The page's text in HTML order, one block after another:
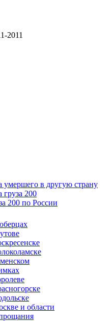
2011
умершего в другую страну
груза 200
200 по России
и области